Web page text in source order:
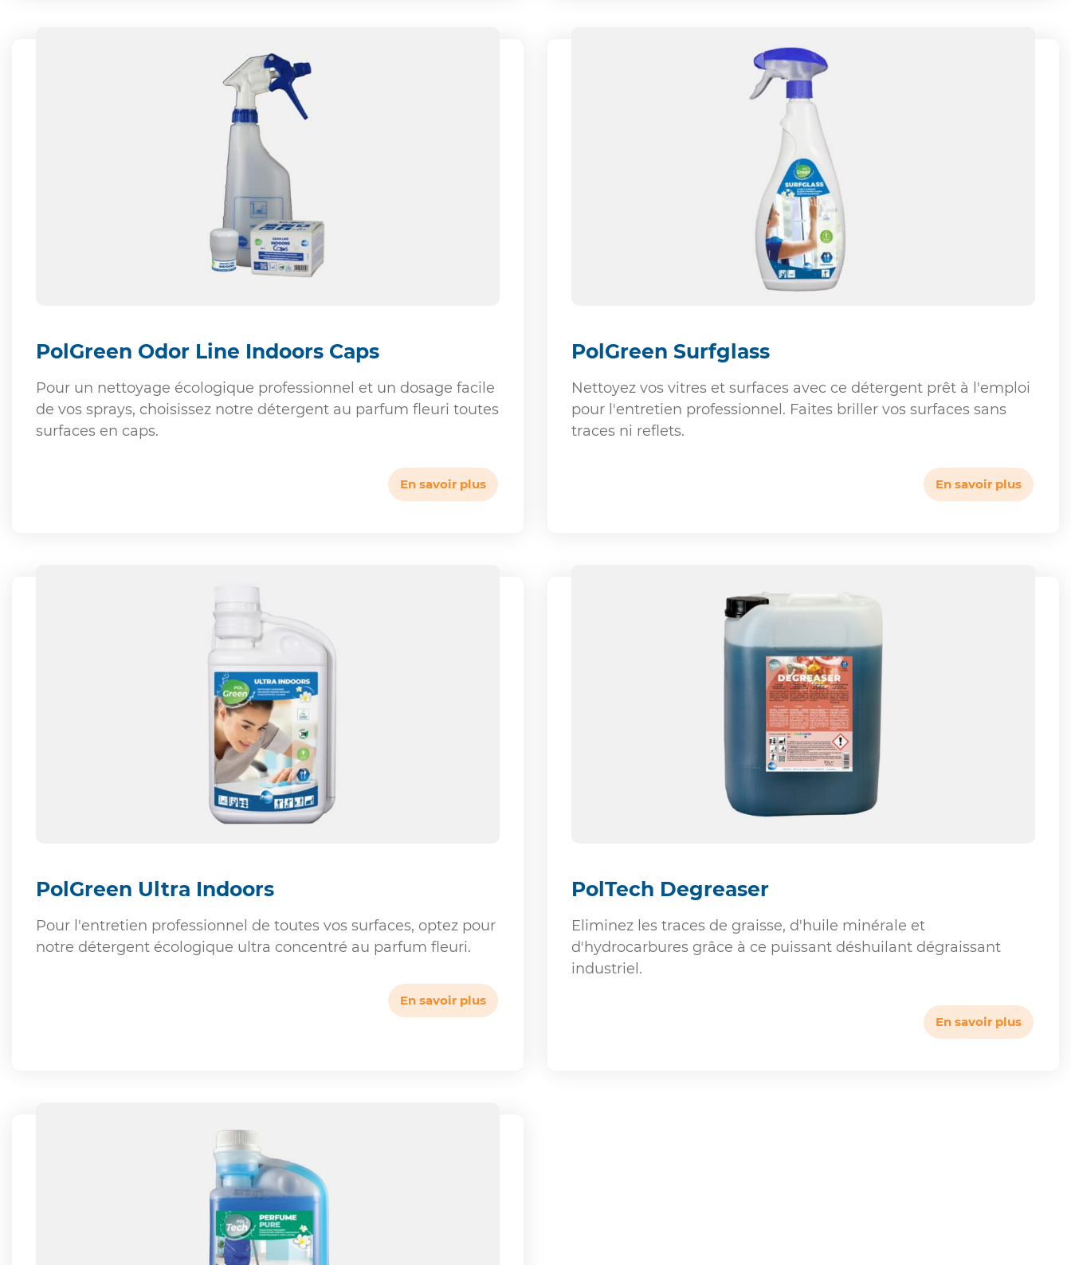
PolGreen Odor Line Indoors Caps
Pour un nettoyage écologique professionnel et un dosage facile
de vos sprays, choisissez notre détergent au parfum fleuri toutes
surfaces en caps.
En savoir plus
PolGreen Surfglass
Nettoyez vos vitres et surfaces avec ce détergent prêt à l'emploi
pour l'entretien professionnel. Faites briller vos surfaces sans
traces ni reflets.
En savoir plus
PolGreen Ultra Indoors
Pour l'entretien professionnel de toutes vos surfaces, optez pour
notre détergent écologique ultra concentré au parfum fleuri.
En savoir plus
PolTech Degreaser
Eliminez les traces de graisse, d'huile minérale et
d'hydrocarbures grâce à ce puissant déshuilant dégraissant
industriel.
En savoir plus